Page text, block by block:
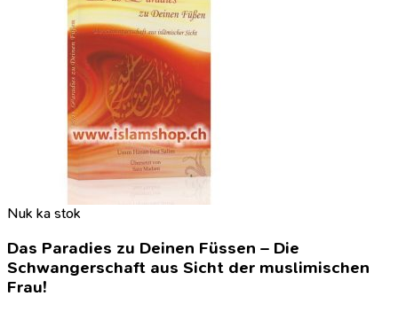
Nuk ka stok
Das Paradies zu Deinen Füssen – Die
Schwangerschaft aus Sicht der muslimischen
Frau!